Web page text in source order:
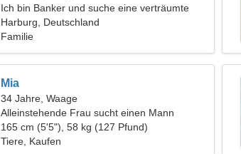
Ich bin Banker und suche eine verträumte
Frau
Harburg, Deutschland
Familie
Mia
34 Jahre, Waage
Alleinstehende Frau sucht einen Mann
165 cm (5'5"), 58 kg (127 Pfund)
Tiere, Kaufen